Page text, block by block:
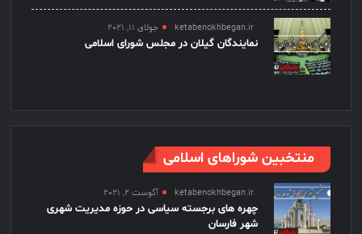
ketabenokhbegan.ir جولای 11, 2021
نمایندگان گیلان در مجلس شورای اسلامی
منتخبین شوراهای اسلامی
ketabenokhbegan.ir آگوست 2, 2021
چهره های برجسته سیاسی در حوزه مدیریت شهری
شهر فارسان